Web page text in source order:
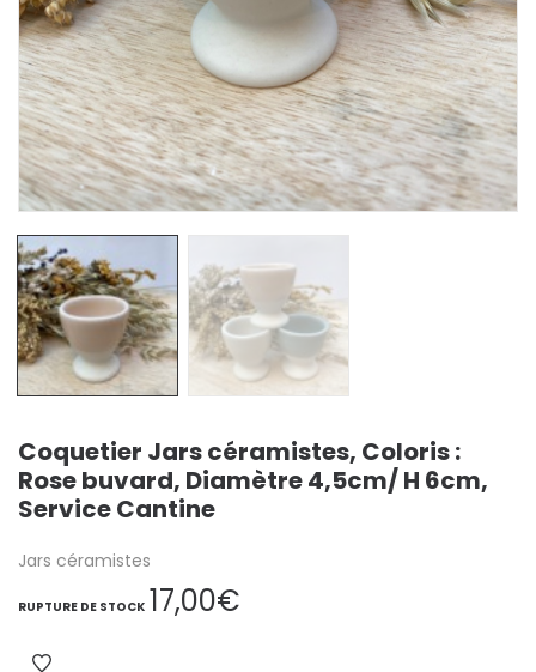
Coquetier Jars céramistes, Coloris :
Rose buvard, Diamètre 4,5cm/ H 6cm,
Service Cantine
Jars céramistes
RUPTURE DE STOCK 17,00€